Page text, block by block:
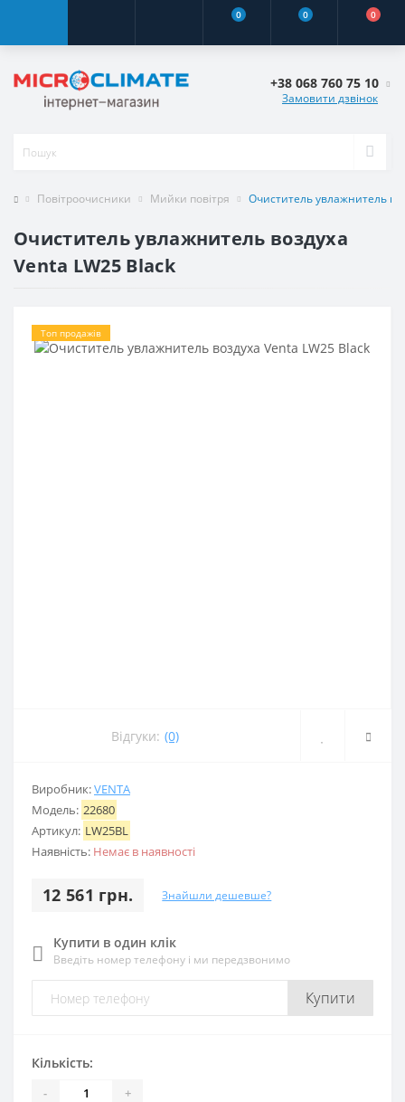
0 0 0
+38 068 760 75 10
Замовити дзвінок
Повітроочисники Мийки повітря Очиститель увлажнитель
Очиститель увлажнитель воздуха
Venta LW25 Black
Топ продажів
Відгуки: (0)
Виробник:VENTA
Модель: 22680
Артикул: LW25BL
Наявність: Немає в наявності
12 561 грн. Знайшли дешевше?
Купити в один клік
Введіть номер телефону і ми передзвонимо
Купити
Кількість:
- +